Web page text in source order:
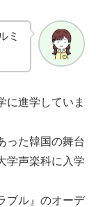
ミ
に進学していま
った韓国の舞台
学声楽科に入学
ブル』のオーデ